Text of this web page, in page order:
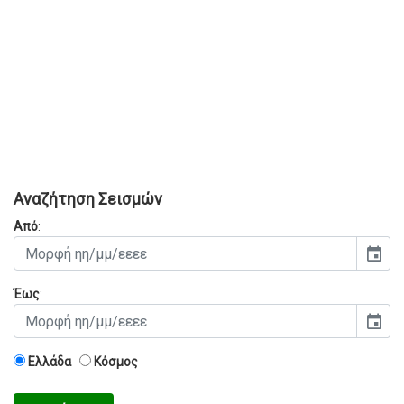
Αναζήτηση Σεισμών
Από:
event
Έως:
event
Ελλάδα Κόσμος